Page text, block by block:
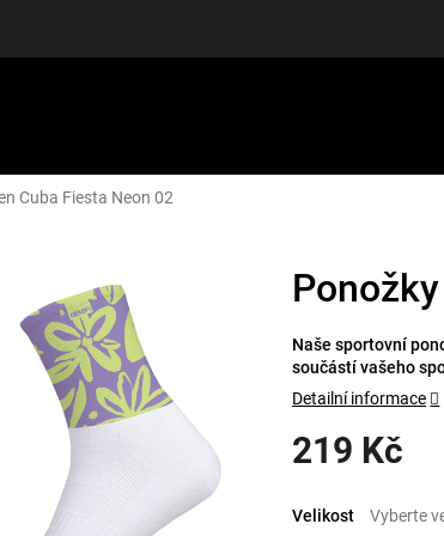
Cuba Fiesta Neon 02
219 Kč
cena:
Velikost
Naše sportovní
součástí vašeho
Detailní informace